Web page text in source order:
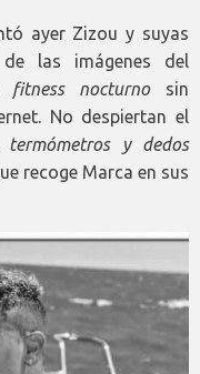
ayer Zizou y suyas
las imágenes del
fitness nocturno sin
No despiertan el
termómetros y dedos
recoge Marca en sus